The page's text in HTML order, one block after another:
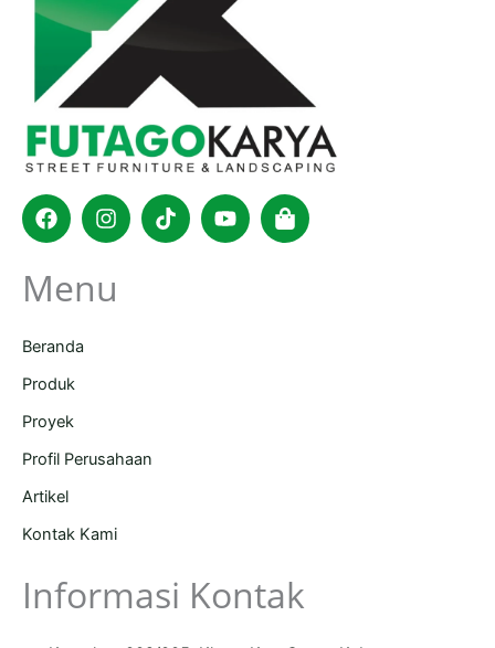
FacebookInstagram
TiktokYoutubeShopping-
bag
Menu
Beranda
Produk
Proyek
Profil Perusahaan
Artikel
Kontak Kami
Informasi Kontak